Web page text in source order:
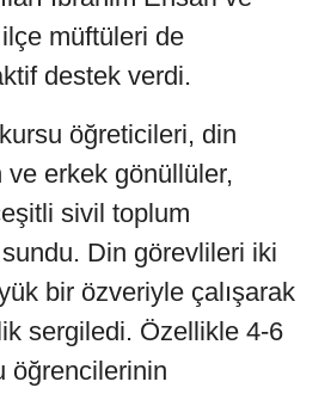
müftüleri de
destek verdi.
öğreticileri, din
ve erkek gönüllüler,
sivil toplum
sundu. Din görevlileri iki
bir özveriyle çalışarak
sergiledi. Özellikle 4-6
öğrencilerinin